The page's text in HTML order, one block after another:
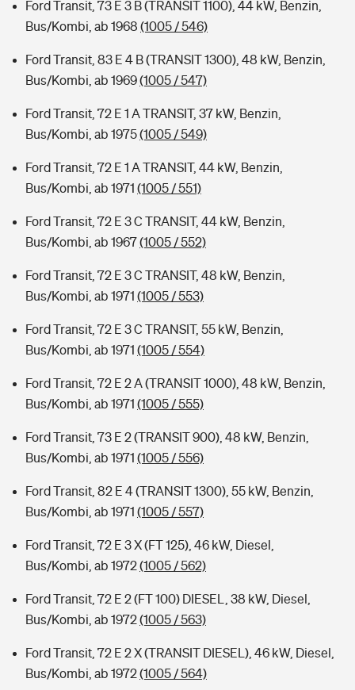
Ford Transit, 73 E 3 B (TRANSIT 1100), 44 kW, Benzin,
Bus/Kombi, ab 1968 (1005 / 546)
Ford Transit, 83 E 4 B (TRANSIT 1300), 48 kW, Benzin,
Bus/Kombi, ab 1969(1005 / 547)
Ford Transit, 72 E 1 A TRANSIT, 37 kW, Benzin,
Bus/Kombi, ab 1975(1005 / 549)
Ford Transit, 72 E 1 A TRANSIT, 44 kW, Benzin,
Bus/Kombi, ab 1971 (1005 / 551)
Ford Transit, 72 E 3 C TRANSIT, 44 kW, Benzin,
Bus/Kombi, ab 1967(1005 / 552)
Ford Transit, 72 E 3 C TRANSIT, 48 kW, Benzin,
Bus/Kombi, ab 1971 (1005 / 553)
Ford Transit, 72 E 3 C TRANSIT, 55 kW, Benzin,
Bus/Kombi, ab 1971 (1005 / 554)
Ford Transit, 72 E 2 A (TRANSIT 1000), 48 kW, Benzin,
Bus/Kombi, ab 1971 (1005 / 555)
Ford Transit, 73 E 2 (TRANSIT 900), 48 kW, Benzin,
Bus/Kombi, ab 1971 (1005 / 556)
Ford Transit, 82 E 4 (TRANSIT 1300), 55 kW, Benzin,
Bus/Kombi, ab 1971 (1005 / 557)
Ford Transit, 72 E 3 X (FT 125), 46 kW, Diesel,
Bus/Kombi, ab 1972(1005 / 562)
Ford Transit, 72 E 2 (FT 100) DIESEL, 38 kW, Diesel,
Bus/Kombi, ab 1972(1005 / 563)
Ford Transit, 72 E 2 X (TRANSIT DIESEL), 46 kW, Diesel,
Bus/Kombi, ab 1972(1005 / 564)